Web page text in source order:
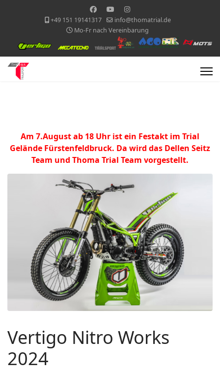
+49 151 19141317
info@thomatrial.de
Mo-Fr nach Vereinbarung
Am 7.August ab 18 Uhr ist ein Festakt im Trial
Gelände Fürstenfeldbruck. Da wird das Dellen Seitz
Team und Thoma Trial Team vorgestellt.
Vertigo Nitro Works
2024